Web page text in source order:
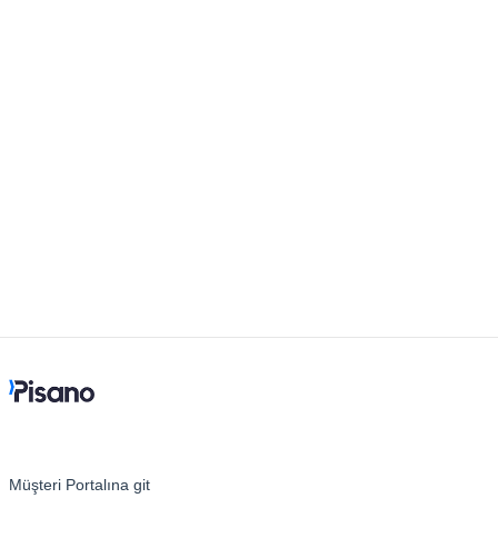
Web Widget Kanalı
E-Posta Kanalı
Push Notifikasyon Kanalı
Müşteri Portalına git